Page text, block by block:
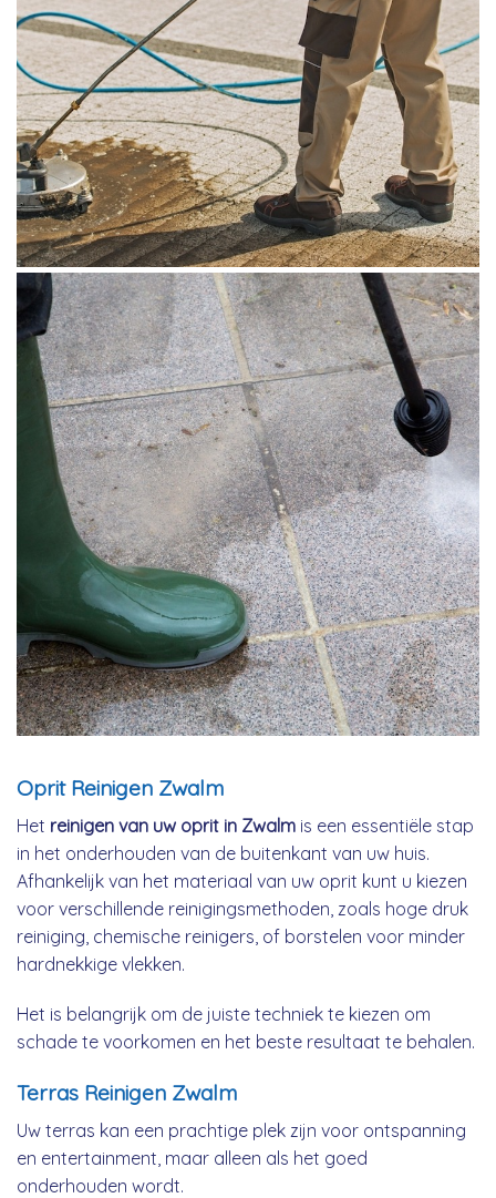
Oprit Reinigen Zwalm
Het reinigen van uw oprit in Zwalm is een essentiële stap
in het onderhouden van de buitenkant van uw huis.
Afhankelijk van het materiaal van uw oprit kunt u kiezen
voor verschillende reinigingsmethoden, zoals hoge druk
reiniging, chemische reinigers, of borstelen voor minder
hardnekkige vlekken.
Het is belangrijk om de juiste techniek te kiezen om
schade te voorkomen en het beste resultaat te behalen.
Terras Reinigen Zwalm
Uw terras kan een prachtige plek zijn voor ontspanning
en entertainment, maar alleen als het goed
onderhouden wordt.